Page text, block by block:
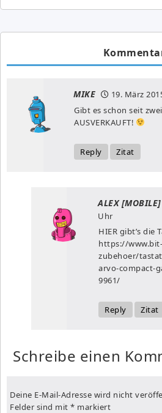
MIKE 19. März
Gibt es schon seit
AUSVERKAUFT!
Reply Zitat
ALEX [MOBILE]
Uhr
HIER gibt’s die
https://
zubehoer/
arvo-compact-
9961/
Reply Zitat
Schreibe einen
Deine E-Mail-Adresse wird nicht
Felder sind mit * markiert